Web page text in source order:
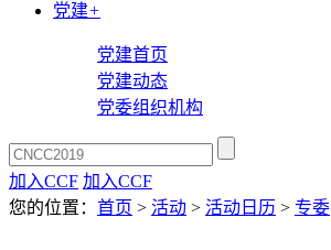
党建+
党建首页
党建动态
党委组织机构
加入CCF 加入CCF
您的位置： 首页 > 活动 > 活动日历 > 专委